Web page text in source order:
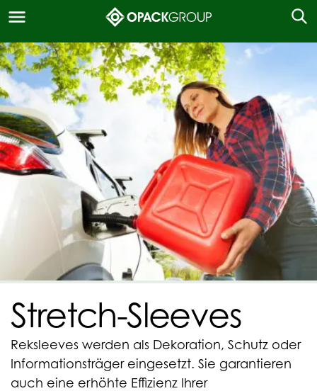
Stretch-Sleeves
Reksleeves werden als Dekoration, Schutz oder
Informationsträger eingesetzt. Sie garantieren
auch eine erhöhte Effizienz Ihrer